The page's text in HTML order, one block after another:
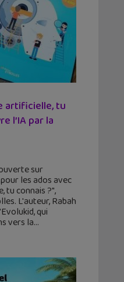
artificielle, tu
l’IA par la
sur
les ados avec
tu connais ?",
L'auteur, Rabah
qui
vers la